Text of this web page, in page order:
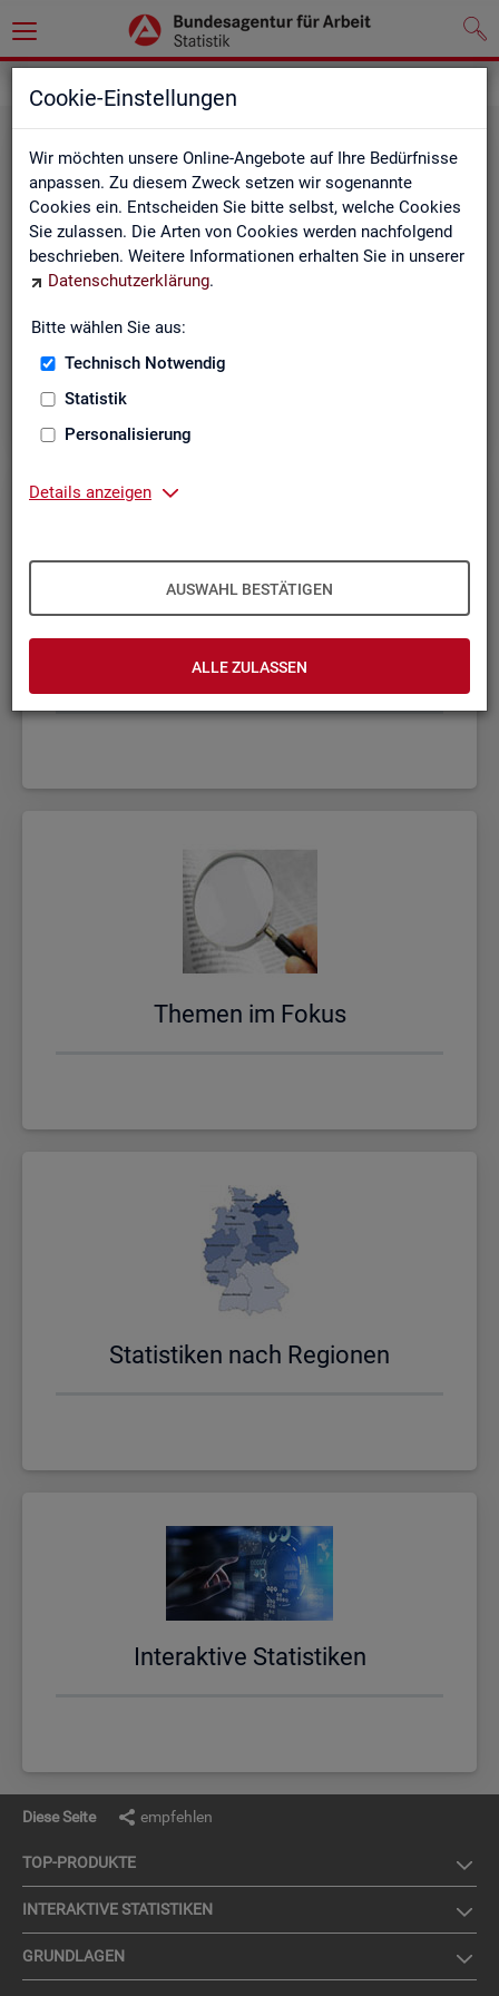
Cookie-Einstellungen
Wir möchten unsere Online-Angebote auf Ihre Bedürfnisse
anpassen. Zu diesem Zweck setzen wir sogenannte
Cookies ein. Entscheiden Sie bitte selbst, welche Cookies
Sie zulassen. Die Arten von Cookies werden nachfolgend
beschrieben. Weitere Informationen erhalten Sie in unserer
Datenschutzerklärung.
Bitte wählen Sie aus:
Technisch Notwendig
Statistik
Personalisierung
Details anzeigen
AUSWAHL BESTÄTIGEN
ALLE ZULASSEN
Rund­schau Ar­beits­markt
Fach­sta­tis­ti­ken
The­men im Fokus
Sta­tis­ti­ken nach Re­gio­nen
In­ter­ak­ti­ve Sta­tis­ti­ken
Diese Seite empfehlen
TOP-PRO­DUK­TE
IN­TER­AK­TI­VE STA­TIS­TI­KEN
GRUND­LA­GEN